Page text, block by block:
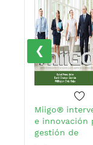
Miigo®
e innovación
gestión de
‹